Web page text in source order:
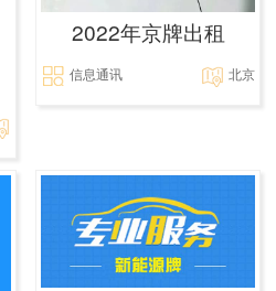
2022年京牌出租
信息通讯 北京